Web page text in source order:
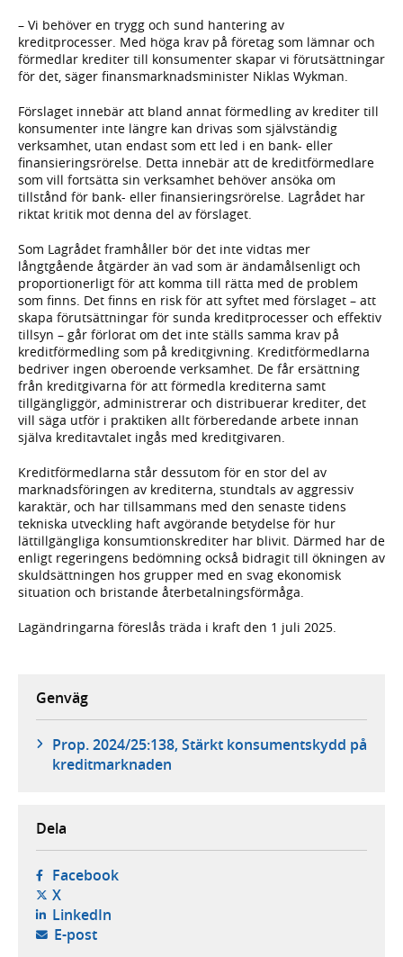
– Vi behöver en trygg och sund hantering av
kreditprocesser. Med höga krav på företag som lämnar och
förmedlar krediter till konsumenter skapar vi förutsättningar
för det, säger finansmarknadsminister Niklas Wykman.
Förslaget innebär att bland annat förmedling av krediter till
konsumenter inte längre kan drivas som självständig
verksamhet, utan endast som ett led i en bank- eller
finansierings­rörelse. Detta innebär att de kreditförmedlare
som vill fortsätta sin verksamhet behöver ansöka om
tillstånd för bank- eller finansieringsrörelse. Lagrådet har
riktat kritik mot denna del av förslaget.
Som Lagrådet framhåller bör det inte vidtas mer
långtgående åtgärder än vad som är ändamålsenligt och
proportionerligt för att komma till rätta med de problem
som finns. Det finns en risk för att syftet med förslaget – att
skapa förutsättningar för sunda kreditprocesser och effektiv
tillsyn – går förlorat om det inte ställs samma krav på
kreditförmedling som på kreditgivning. Kreditförmedlarna
bedriver ingen oberoende verksamhet. De får ersättning
från kreditgivarna för att förmedla krediterna samt
tillgängliggör, administrerar och distribuerar krediter, det
vill säga utför i praktiken allt förberedande arbete innan
själva kreditavtalet ingås med kreditgivaren.
Kreditförmedlarna står dessutom för en stor del av
marknadsföringen av krediterna, stundtals av aggressiv
karaktär, och har tillsammans med den senaste tidens
tekniska utveckling haft avgörande betydelse för hur
lättillgängliga konsumtionskrediter har blivit. Därmed har de
enligt regeringens bedömning också bidragit till ökningen av
skuldsättningen hos grupper med en svag ekonomisk
situation och bristande återbetalningsförmåga.
Lagändringarna föreslås träda i kraft den 1 juli 2025.
Genväg
Prop. 2024/25:138, Stärkt konsumentskydd på
kreditmarknaden
Dela
Facebook- öppnas i ny flik, extern webbplats,
X- öppnas i ny flik, extern webbplats,
LinkedIn- öppnas i ny flik, extern webbplats,
E-post- öppnar din e-postklient,